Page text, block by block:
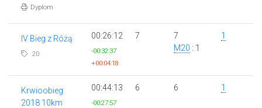
Dyplom
IV Bieg z Różą
20
00:26:12
-00:32:37
+00:04:18
7
7
M20 : 1
1
Krwioobieg
2018 10km
00:44:13
-00:27:57
6 6 1